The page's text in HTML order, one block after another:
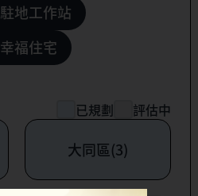
駐地工作站
幸福住宅
已規劃 評估中
大同區(3)